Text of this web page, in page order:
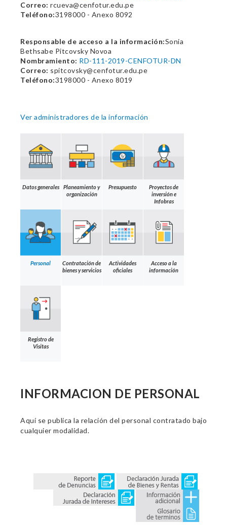
Correo: rcueva@cenfotur.edu.pe
Teléfono:3198000 - Anexo 8092
Responsable de acceso a la información:Sonia
Bethsabe Pitcovsky Novoa
Nombramiento: RD-111-2019-CENFOTUR-DN
Correo: spitcovsky@cenfotur.edu.pe
Teléfono:3198000 - Anexo 8019
Ver administradores de la información
Datos generales
Planeamiento y
organización
Presupuesto
Proyectos de
inversión e
Infobras
Personal
Contratación de
bienes y servicios
Actividades
oficiales
Acceso a la
información
Registro de
Visitas
INFORMACION DE PERSONAL
Aquí se publica la relación del personal contratado bajo
cualquier modalidad.